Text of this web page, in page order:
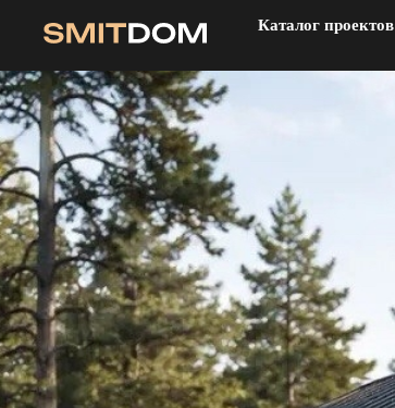
Каталог проектов